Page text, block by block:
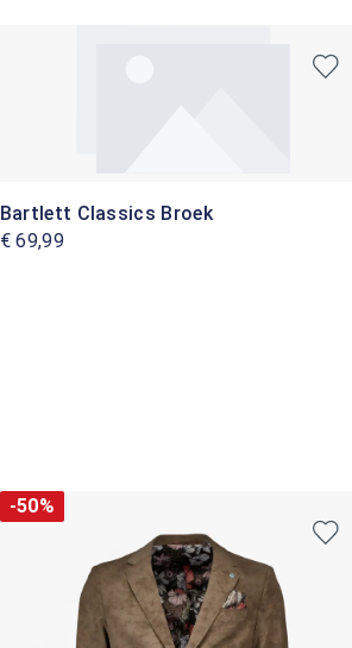
Bartlett Classics Broek
€ 69,99
-50%